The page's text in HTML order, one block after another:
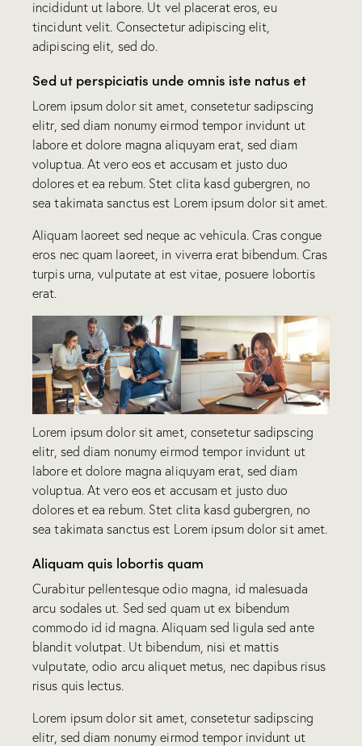
incididunt ut labore. Ut vel placerat eros, eu
tincidunt velit. Consectetur adipiscing elit,
adipiscing elit, sed do.
Sed ut perspiciatis unde omnis iste natus et
Lorem ipsum dolor sit amet, consetetur sadipscing
elitr, sed diam nonumy eirmod tempor invidunt ut
labore et dolore magna aliquyam erat, sed diam
voluptua. At vero eos et accusam et justo duo
dolores et ea rebum. Stet clita kasd gubergren, no
sea takimata sanctus est Lorem ipsum dolor sit amet.
Aliquam laoreet sed neque ac vehicula. Cras congue
eros nec quam laoreet, in viverra erat bibendum. Cras
turpis urna, vulputate at est vitae, posuere lobortis
erat.
Lorem ipsum dolor sit amet, consetetur sadipscing
elitr, sed diam nonumy eirmod tempor invidunt ut
labore et dolore magna aliquyam erat, sed diam
voluptua. At vero eos et accusam et justo duo
dolores et ea rebum. Stet clita kasd gubergren, no
sea takimata sanctus est Lorem ipsum dolor sit amet.
Aliquam quis lobortis quam
Curabitur pellentesque odio magna, id malesuada
arcu sodales ut. Sed sed quam ut ex bibendum
commodo id id magna. Aliquam sed ligula sed ante
blandit volutpat. Ut bibendum, nisi et mattis
vulputate, odio arcu aliquet metus, nec dapibus risus
risus quis lectus.
Lorem ipsum dolor sit amet, consetetur sadipscing
elitr, sed diam nonumy eirmod tempor invidunt ut